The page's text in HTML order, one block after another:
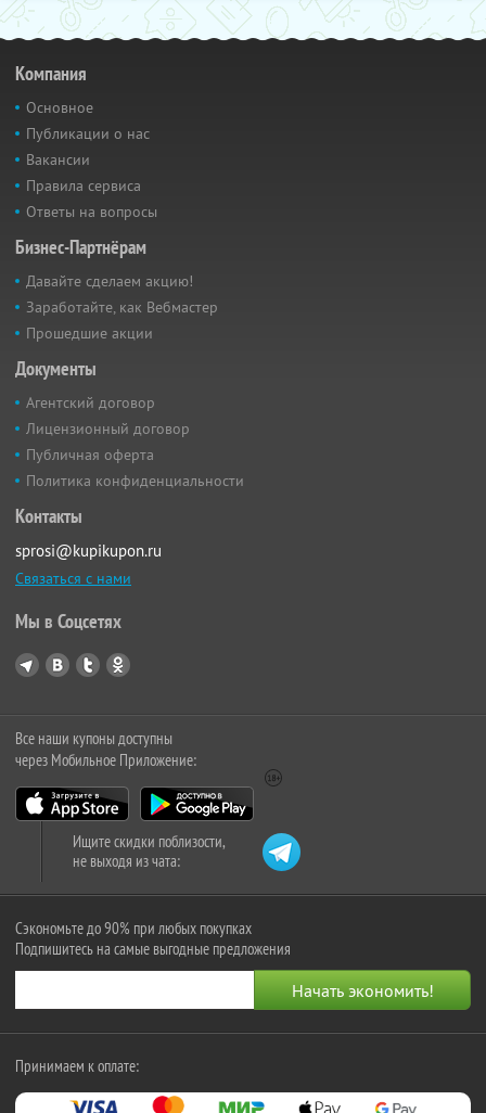
Компания
Основное
Публикации о нас
Вакансии
Правила сервиса
Ответы на вопросы
Бизнес-Партнёрам
Давайте сделаем акцию!
Заработайте, как Вебмастер
Прошедшие акции
Документы
Агентский договор
Лицензионный договор
Публичная оферта
Политика конфиденциальности
Контакты
sprosi@kupikupon.ru
Связаться с нами
Мы в Соцсетях
Все наши купоны доступны
через Мобильное Приложение:
Ищите скидки поблизости,
не выходя из чата:
Сэкономьте до 90% при любых покупках
Подпишитесь на самые выгодные предложения
Принимаем к оплате: